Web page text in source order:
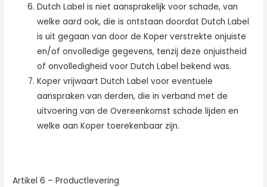
Dutch Label is niet aansprakelijk voor schade, van
welke aard ook, die is ontstaan doordat Dutch Label
is uit gegaan van door de Koper verstrekte onjuiste
en/of onvolledige gegevens, tenzij deze onjuistheid
of onvolledigheid voor Dutch Label bekend was.
Koper vrijwaart Dutch Label voor eventuele
aanspraken van derden, die in verband met de
uitvoering van de Overeenkomst schade lijden en
welke aan Koper toerekenbaar zijn.
Artikel 6 – Productlevering